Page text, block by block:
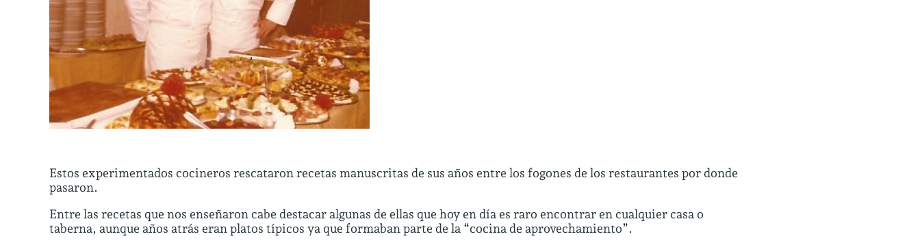
Estos experimentados cocineros rescataron recetas manuscritas de sus años entre los fogones de los restaurantes por donde
pasaron.
Entre las recetas que nos enseñaron cabe destacar algunas de ellas que hoy en día es raro encontrar en cualquier casa o
taberna, aunque años atrás eran platos típicos ya que formaban parte de la “cocina de aprovechamiento”.